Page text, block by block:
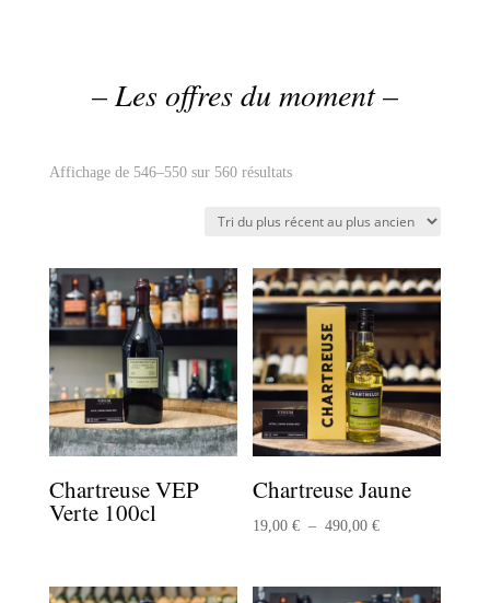
– Les offres du moment –
Affichage de 546–550 sur 560 résultatsTrié
récent
au
plus
ancien
Chartreuse VEP
Verte 100cl
Chartreuse Jaune
19,00€ – 490,00€Plage